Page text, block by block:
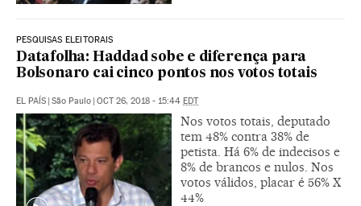
PESQUISAS ELEITORAIS
Datafolha: Haddad sobe e diferença para
Bolsonaro cai cinco pontos nos votos totais
EL PAÍS | São Paulo | OCT 26, 2018 - 15:44 EDT
Nos votos totais, deputado
tem 48% contra 38% de
petista. Há 6% de indecisos e
8% de brancos e nulos. Nos
votos válidos, placar é 56% X
44%